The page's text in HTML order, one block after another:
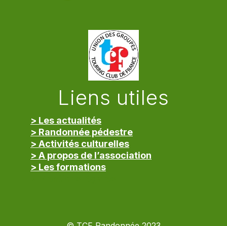
Liens utiles
> Les actualités
> Randonnée pédestre
> Activités culturelles
> A propos de l’association
> Les formations